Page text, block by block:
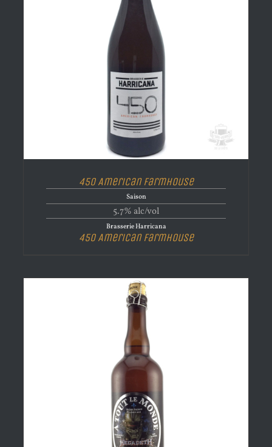
450 American Farmhouse
Saison
5.7% alc/vol
Brasserie Harricana
450 American Farmhouse